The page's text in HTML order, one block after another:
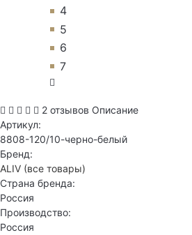
4
5
6
7
2 отзывов Описание
Артикул:
8808-120/10-черно-белый
Бренд:
ALIV (все товары)
Страна бренда:
Россия
Производство:
Россия